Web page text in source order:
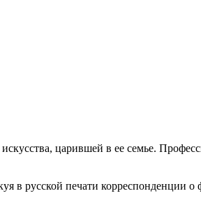
царившей в ее семье.
в русской печати корреспонденции